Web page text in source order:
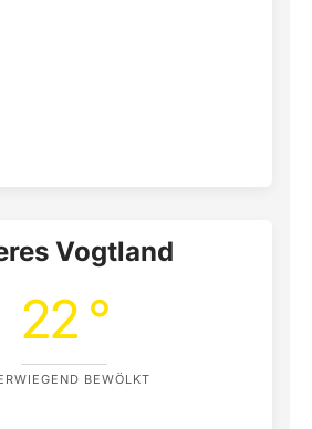
Vogtland
22 °
BEWÖLKT